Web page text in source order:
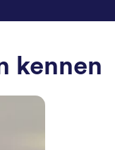
kennen